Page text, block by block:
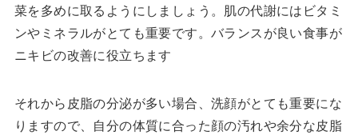
菜を多めに取るようにしましょう。肌の代謝にはビタミ
ンやミネラルがとても重要です。バランスが良い食事が
ニキビの改善に役立ちます
それから皮脂の分泌が多い場合、洗顔がとても重要にな
りますので、自分の体質に合った顔の汚れや余分な皮脂